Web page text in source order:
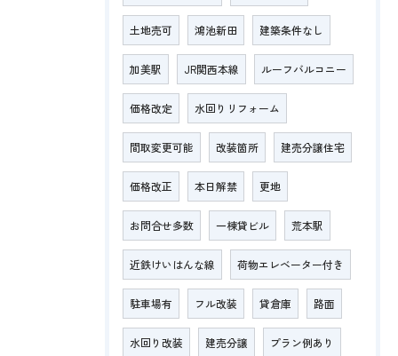
土地売可 鴻池新田 建築条件なし
加美駅 JR関西本線 ルーフバルコニー
価格改定 水回りリフォーム
間取変更可能 改装箇所 建売分譲住宅
価格改正 本日解禁 更地
お問合せ多数 一棟貸ビル 荒本駅
近鉄けいはんな線 荷物エレベーター付き
駐車場有 フル改装 貸倉庫 路面
水回り改装 建売分譲 プラン例あり